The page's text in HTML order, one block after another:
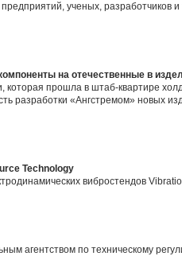
ученых, разработчиков и
на отечественные в
которая прошла в штаб-квартире
разработки «Ангстремом» новых
Technology
вибростендов
агентством по техническому